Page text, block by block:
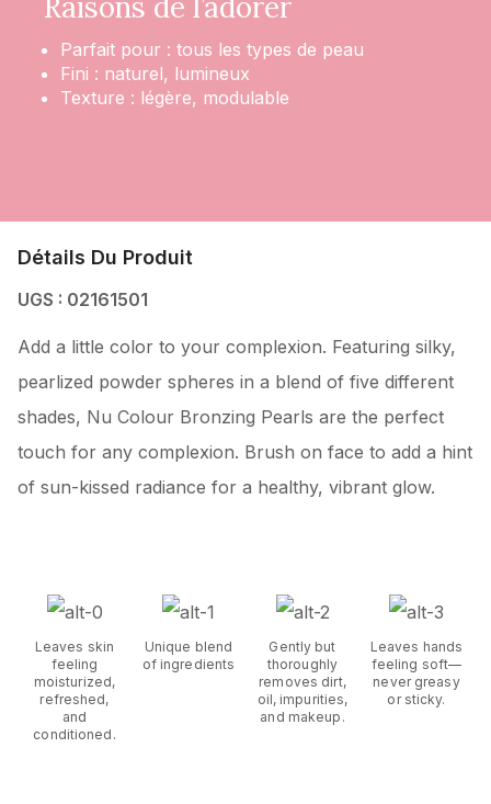
Parfait pour : tous les types de peau
Fini : naturel, lumineux
Texture : légère, modulable
Détails Du Produit
UGS : 02161501
Add a little color to your complexion. Featuring silky,
pearlized powder spheres in a blend of five different
shades, Nu Colour Bronzing Pearls are the perfect
touch for any complexion. Brush on face to add a hint
of sun-kissed radiance for a healthy, vibrant glow.
Leaves skin
feeling
moisturized,
refreshed,
and
conditioned.
Unique blend
of ingredients
Gently but
thoroughly
removes dirt,
oil, impurities,
and makeup.
Leaves hands
feeling soft—
never greasy
or sticky.